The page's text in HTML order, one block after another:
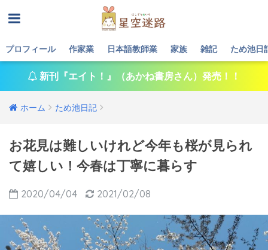
プロフィール 作家業 日本語教師業 家族 雑記 ため池日
新刊『エイト！』（あかね書房さん）発売！！
ホーム ため池日記
お花見は難しいけれど今年も桜が見られ
て嬉しい！今春は丁寧に暮らす
2020/04/04 2021/02/08